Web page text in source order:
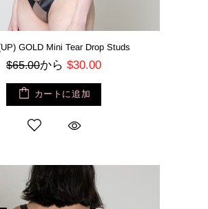
GOLD Mini Tear Drop Studs
$65.00から $30.00
カートに追加